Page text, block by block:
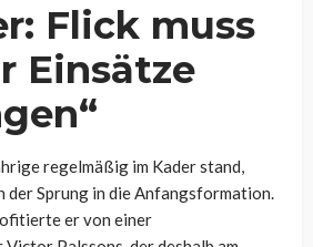
Flick muss
Einsätze
regelmäßig im Kader stand,
der Sprung in die Anfangsformation.
er von einer